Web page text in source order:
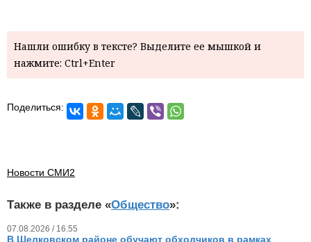
Нашли ошибку в тексте? Выделите ее мышкой и
нажмите: Ctrl+Enter
Поделиться:
Новости СМИ2
Также в разделе «Общество»:
07.08.2026 / 16.55
В Шелковском районе обучают обходчиков в рамках